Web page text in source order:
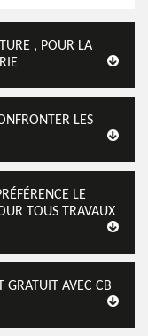
, POUR LA
LES
LE
TOUS TRAVAUX
GRATUIT AVEC CB